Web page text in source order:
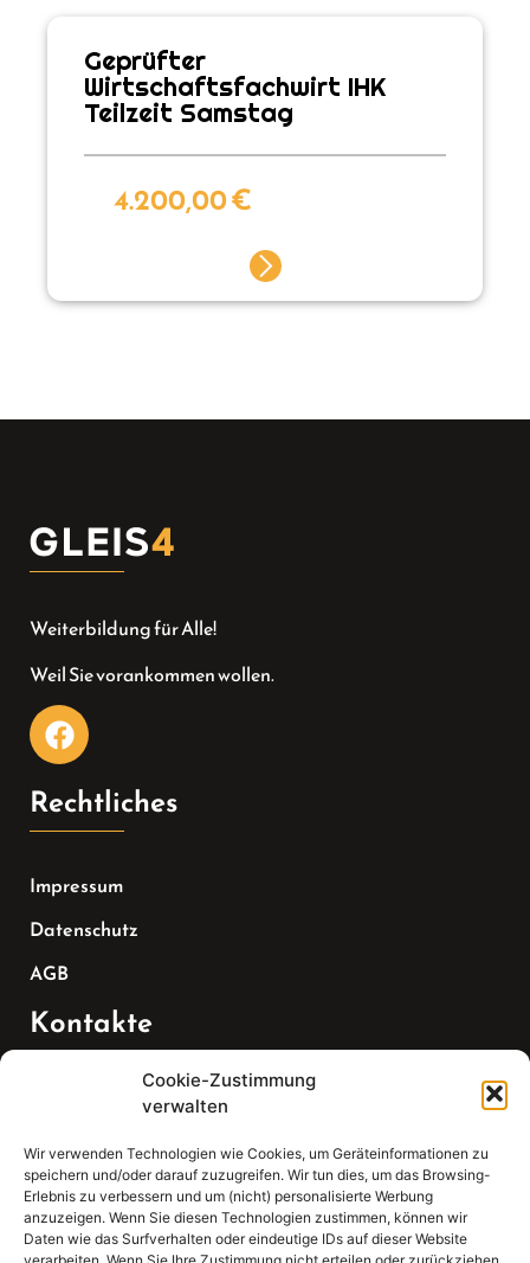
Cookie-Zustimmung
verwalten
Wir verwenden Technologien wie Cookies, um Geräteinformationen zu
speichern und/oder darauf zuzugreifen. Wir tun dies, um das Browsing-
Erlebnis zu verbessern und um (nicht) personalisierte Werbung
anzuzeigen. Wenn Sie diesen Technologien zustimmen, können wir
Daten wie das Surfverhalten oder eindeutige IDs auf dieser Website
Geprüfter
Wirtschaftsfachwirt IHK
Teilzeit Samstag
4.200,00€
Weiterbildung für Alle!
Weil Sie vorankommen wollen.
Rechtliches
Impressum
Datenschutz
AGB
Kontakte
07147 270 3349
Email:
sekretariat(at)gleis4-seminarzentrum.com